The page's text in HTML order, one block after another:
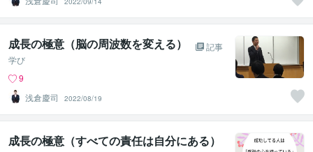
成長の極意（脳の周波数を変える）
記事
学び
9
浅倉慶司
2022/08/19
成長の極意（すべての責任は自分にある）